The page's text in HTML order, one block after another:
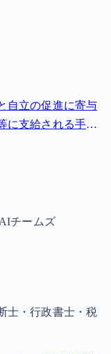
自立の促進に寄与
に支給される手
チームズ
士・行政書士・税